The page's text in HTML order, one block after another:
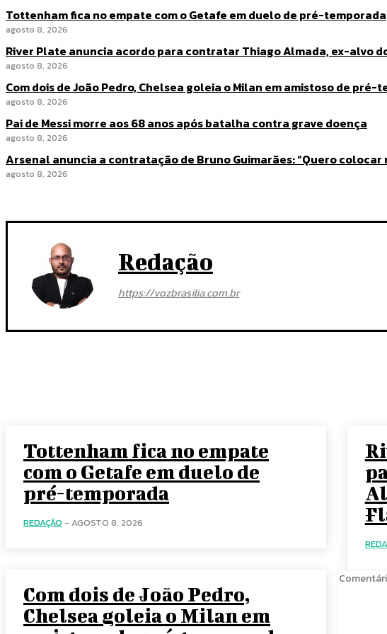
Tottenham fica no empate com o Getafe em duelo de pré-temporada
agosto 8, 2026
River Plate anuncia acordo para contratar Thiago Almada, ex-alvo
agosto 8, 2026
Com dois de João Pedro, Chelsea goleia o Milan em amistoso de pré-
agosto 8, 2026
Pai de Messi morre aos 68 anos após batalha contra grave doença
agosto 8, 2026
Arsenal anuncia a contratação de Bruno Guimarães: “Quero colocar
agosto 8, 2026
Redação
https://vozbrasilia.com.br
Tottenham fica no empate
com o Getafe em duelo de
pré-temporada
REDAÇÃO - AGOSTO 8, 2026
Com dois de João Pedro,
Chelsea goleia o Milan em